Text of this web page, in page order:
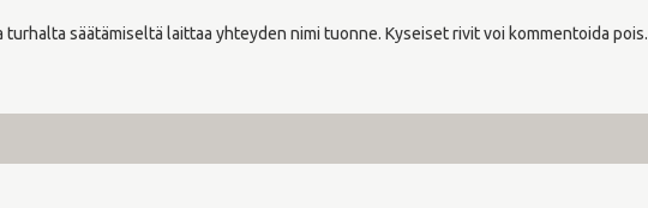
säätämiseltä laittaa yhteyden nimi tuonne. Kyseiset rivit voi kommentoida pois.